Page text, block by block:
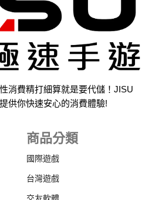
消費精打細算就是要代儲！JISU
供你快速安心的消費體驗!
商品分類
國際遊戲
台灣遊戲